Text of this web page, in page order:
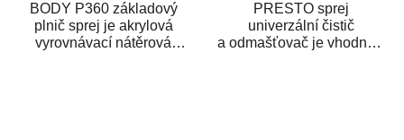
BODY P360 základový
plnič sprej je akrylová
vyrovnávací nátěrová
PRESTO sprej
univerzální čistič
a odmašťovač je vhodný k